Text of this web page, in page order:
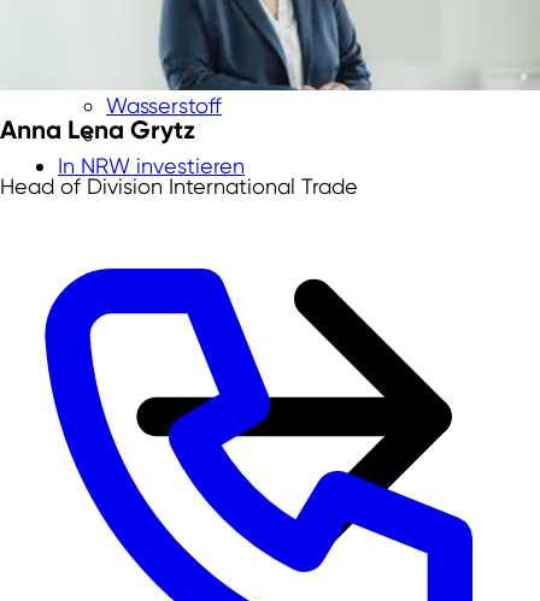
Smart City
Smart industry
Smart mobility
Wasserstoff
In NRW investieren
Anna Lena Grytz
Head of Division International Trade